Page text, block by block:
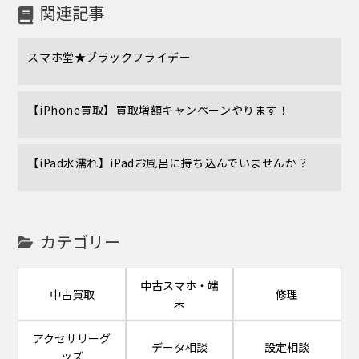
関連記事
スマホ堂★ブラックフライデー
【iPhone買取】買取増額キャンペーンやります！
【iPad水濡れ】iPadお風呂に持ち込んでいませんか？
カテゴリー
中古買取
中古スマホ・端
末
修理
アクセサリーグ
ッズ
データ相談 設定相談